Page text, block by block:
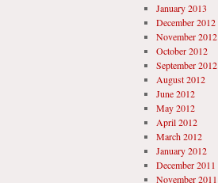
January 2013
December 2012
November 2012
October 2012
September 2012
August 2012
June 2012
May 2012
April 2012
March 2012
January 2012
December 2011
November 2011